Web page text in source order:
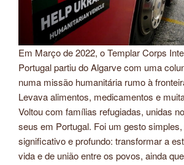
Em Março de 2022, o Templar Corps
Portugal partiu do Algarve com uma
numa missão humanitária rumo à
Levava alimentos, medicamentos e
Voltou com famílias refugiadas, unidas
seus em Portugal. Foi um gesto
significativo e profundo: transformar a
vida e de união entre os povos, ainda